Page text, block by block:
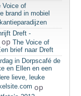
Voice of
brand in mobiel
Dreft -
op The Voice of
brief naar Dreft
in Dorpscafé de
en Ellen en een
lieve, leuke
op